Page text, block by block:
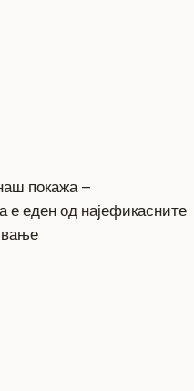
покажа –
е еден од најефикасните